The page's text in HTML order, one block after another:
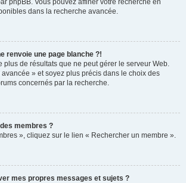
phpBB. Vous pouvez affiner votre recherche en
dans la recherche avancée.
renvoie une page blanche ?!
plus de résultats que ne peut gérer le serveur Web.
» et soyez plus précis dans le choix des
concernés par la recherche.
membres ?
», cliquez sur le lien « Rechercher un membre ».
mes propres messages et sujets ?